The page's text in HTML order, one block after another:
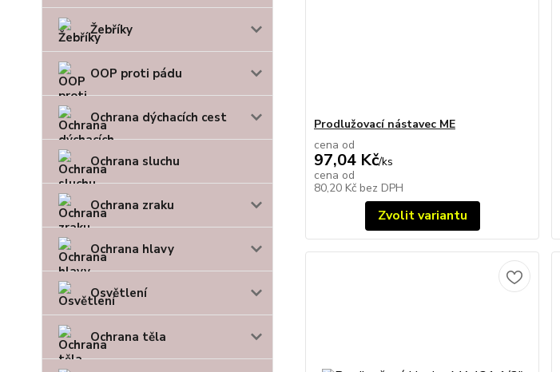
Žebříky
OOP proti pádu
Ochrana dýchacích cest
Ochrana sluchu
Ochrana zraku
Ochrana hlavy
Osvětlení
Ochrana těla
Prodlužovací nástavec ME
cena od
97,04 Kč/ks
cena od
80,20 Kč bez DPH
Zvolit variantu